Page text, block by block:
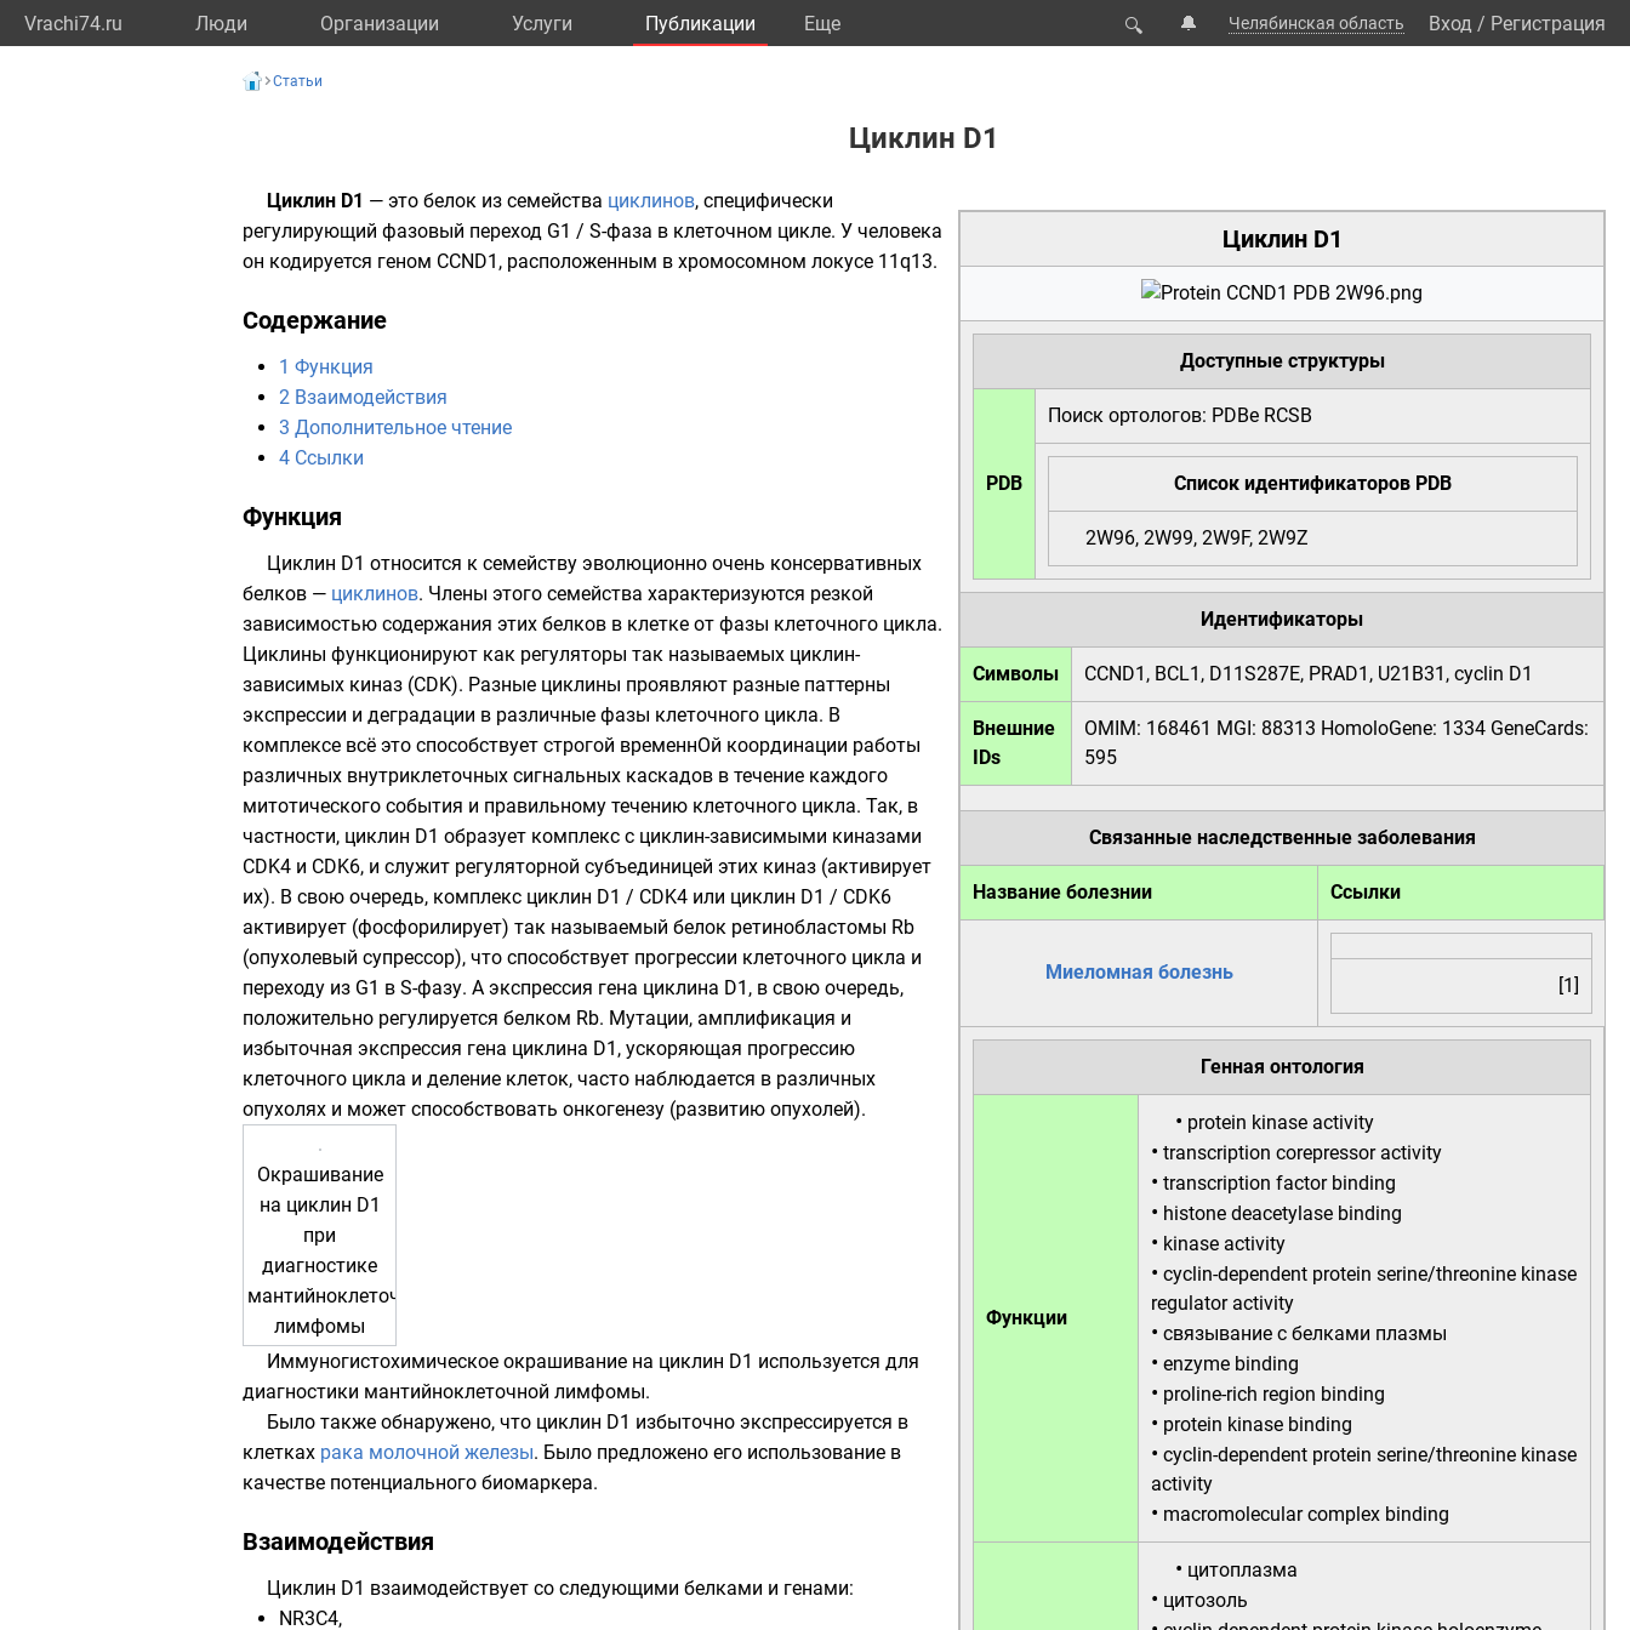
Vrachi74.ru Люди Организации Услуги Публикации Eще 🔍 🔔 Челябинская область Вход / Регистрация
Статьи
Циклин D1
Циклин D1
Доступные структуры
PDB
Поиск ортологов: PDBe RCSB
Список идентификаторов PDB
2W96, 2W99, 2W9F, 2W9Z
Идентификаторы
Символы CCND1 , BCL1, D11S287E, PRAD1, U21B31, cyclin D1
Внешние
IDs
OMIM: 168461 MGI: 88313 HomoloGene: 1334 GeneCards:
595
Связанные наследственные заболевания
Название болезнии Ссылки
Миеломная болезнь
[1]
Генная онтология
Функции
• protein kinase activity
• transcription corepressor activity
• transcription factor binding
• histone deacetylase binding
• kinase activity
• cyclin-dependent protein serine/threonine kinase
regulator activity
• связывание с белками плазмы
• enzyme binding
• proline-rich region binding
• protein kinase binding
• cyclin-dependent protein serine/threonine kinase
activity
• macromolecular complex binding
• цитоплазма
• цитозоль
Циклин D1 — это белок из семейства циклинов, специфически
регулирующий фазовый переход G1 / S-фаза в клеточном цикле. У человека
он кодируется геном CCND1, расположенным в хромосомном локусе 11q13.
Содержание
1 Функция
2 Взаимодействия
3 Дополнительное чтение
4 Ссылки
Функция
Циклин D1 относится к семейству эволюционно очень консервативных
белков — циклинов. Члены этого семейства характеризуются резкой
зависимостью содержания этих белков в клетке от фазы клеточного цикла.
Циклины функционируют как регуляторы так называемых циклин-
зависимых киназ (CDK). Разные циклины проявляют разные паттерны
экспрессии и деградации в различные фазы клеточного цикла. В
комплексе всё это способствует строгой временнОй координации работы
различных внутриклеточных сигнальных каскадов в течение каждого
митотического события и правильному течению клеточного цикла. Так, в
частности, циклин D1 образует комплекс с циклин-зависимыми киназами
CDK4 и CDK6, и служит регуляторной субъединицей этих киназ (активирует
их). В свою очередь, комплекс циклин D1 / CDK4 или циклин D1 / CDK6
активирует (фосфорилирует) так называемый белок ретинобластомы Rb
(опухолевый супрессор), что способствует прогрессии клеточного цикла и
переходу из G1 в S-фазу. А экспрессия гена циклина D1, в свою очередь,
положительно регулируется белком Rb. Мутации, амплификация и
избыточная экспрессия гена циклина D1, ускоряющая прогрессию
клеточного цикла и деление клеток, часто наблюдается в различных
опухолях и может способствовать онкогенезу (развитию опухолей).
Окрашивание
на циклин D1
при
диагностике
мантийноклеточной
лимфомы
Иммуногистохимическое окрашивание на циклин D1 используется для
диагностики мантийноклеточной лимфомы.
Было также обнаружено, что циклин D1 избыточно экспрессируется в
клетках рака молочной железы. Было предложено его использование в
качестве потенциального биомаркера.
Взаимодействия
Циклин D1 взаимодействует со следующими белками и генами:
NR3C4,